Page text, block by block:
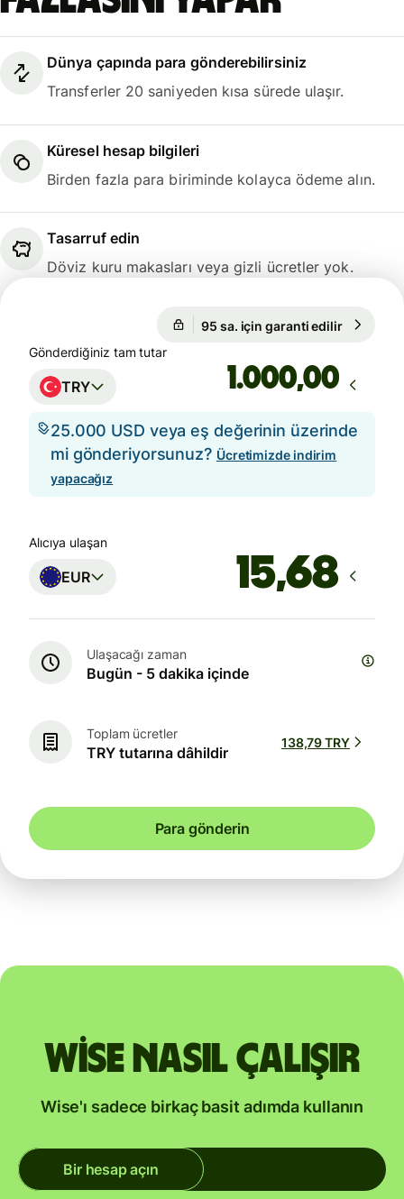
Dünya çapında para gönderebilirsiniz
Transferler 20 saniyeden kısa sürede ulaşır.
Küresel hesap bilgileri
Birden fazla para biriminde kolayca ödeme alın.
Tasarruf edin
Döviz kuru makasları veya gizli ücretler yok.
95 sa. için garanti edilir
Gönderdiğiniz tam tutar
TRY ,00
25.000 USD veya eş değerinin üzerinde
mi gönderiyorsunuz? Ücretimizde indirim
yapacağız
Alıcıya ulaşan
EUR
Ulaşacağı zaman
Bugün - 5 dakika içinde
Toplam ücretler
TRY tutarına dâhildir
138,79 TRY
Para gönderin
Wise nasıl çalışır
Wise'ı sadece birkaç basit adımda kullanın
Bir hesap açın